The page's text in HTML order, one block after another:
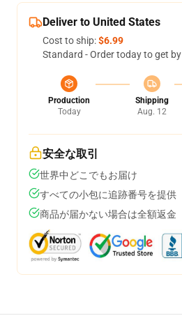
Deliver to United States
Cost to ship:$6.99
Standard - Order today to get by
Production
Today
Shipping
Aug. 12
安全な取引
世界中どこでもお届け
すべての小包に追跡番号を提供
商品が届かない場合は全額返金